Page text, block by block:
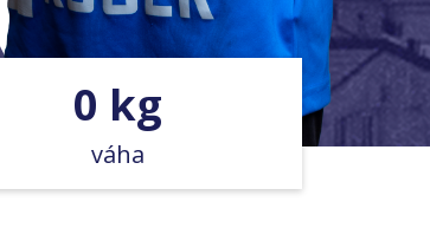
0 kg
váha